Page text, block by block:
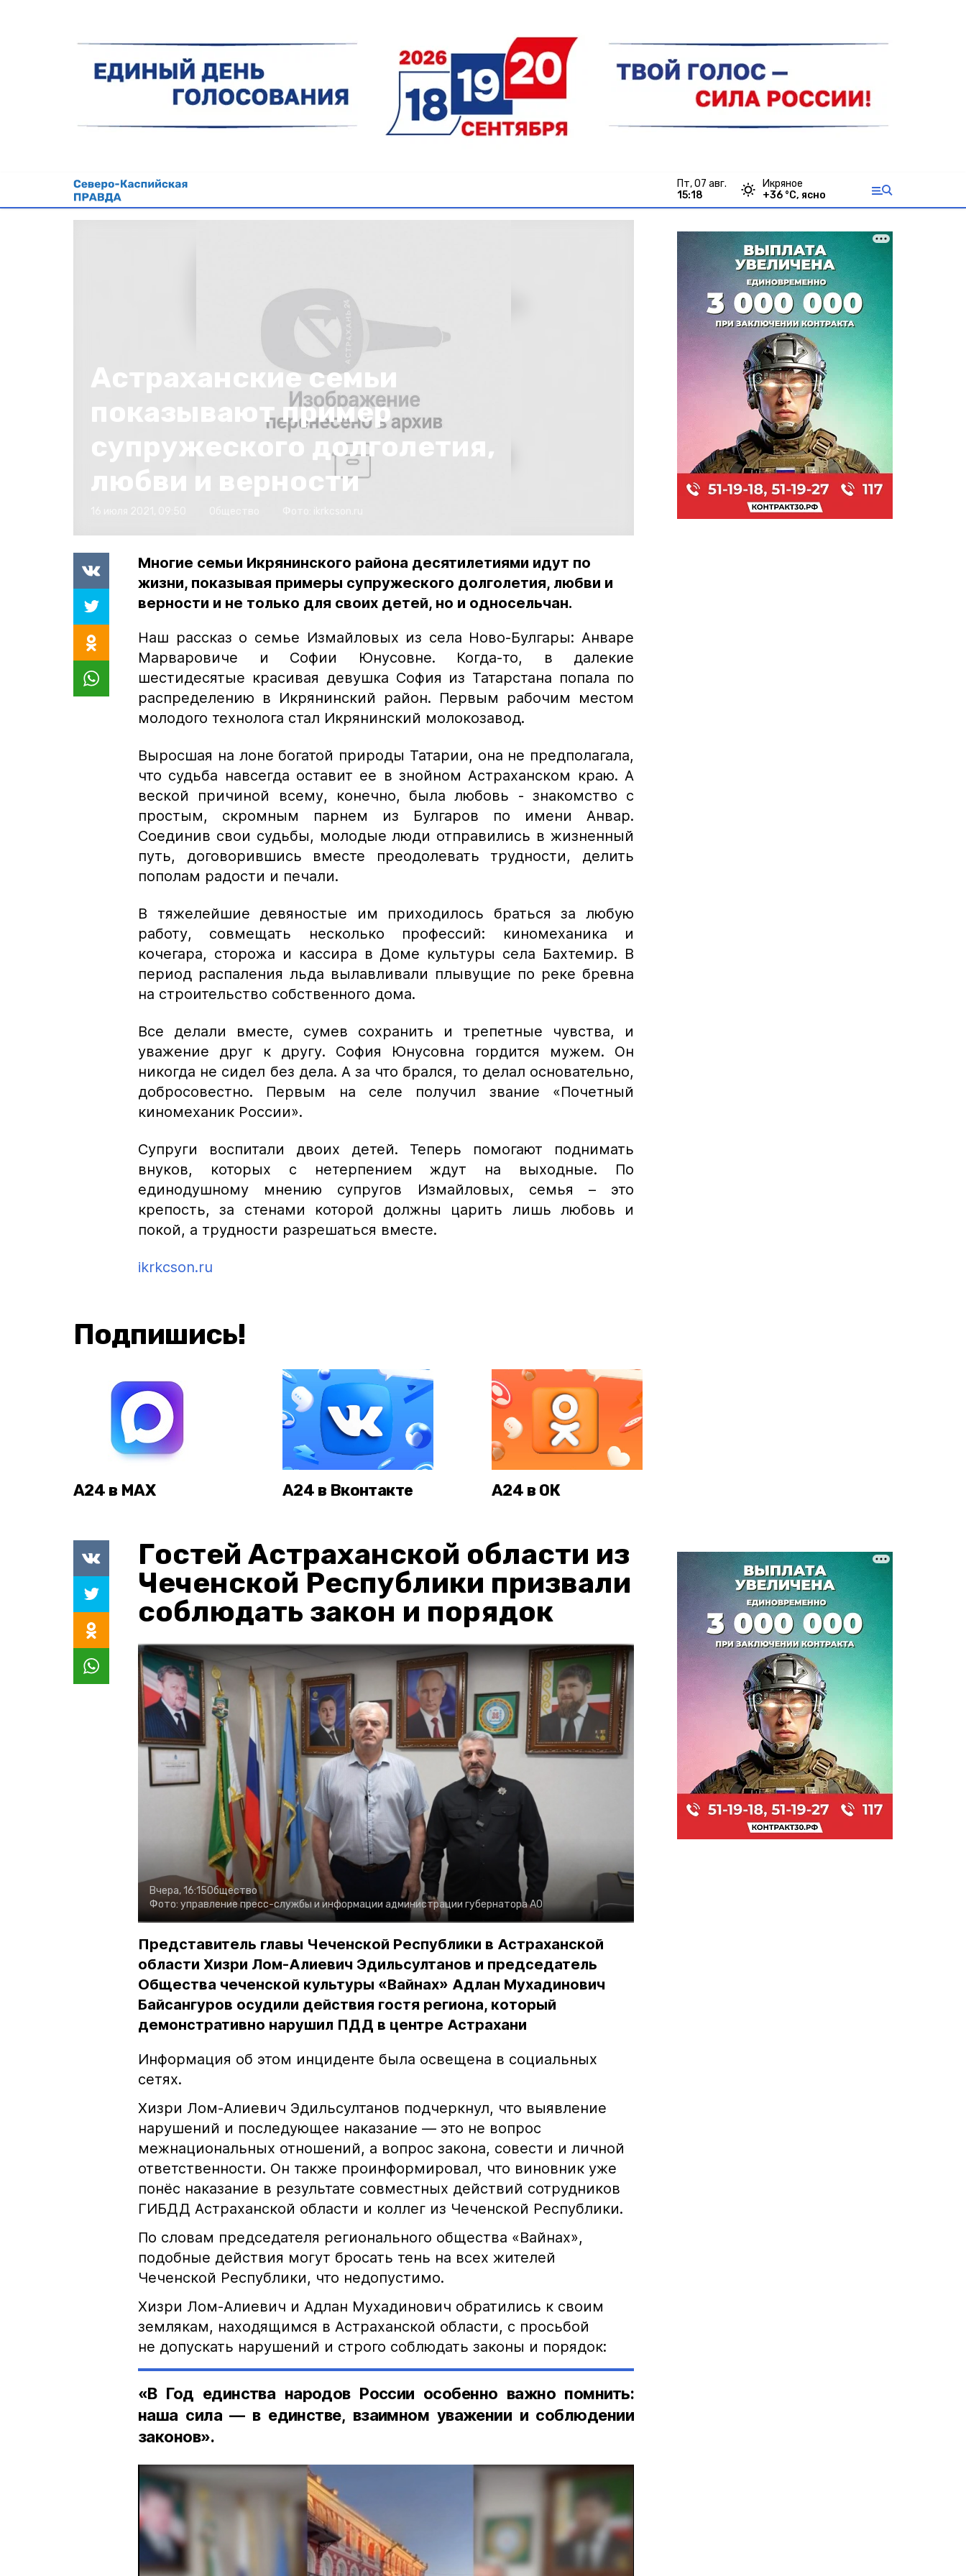
пт, 07 авг.
15:18
Икряное
+36 °С, ясно
Астраханские семьи
показывают пример
супружеского долголетия,
любви и верности
Многие семьи Икрянинского района десятилетиями идут по
жизни, показывая примеры супружеского долголетия, любви и
верности и не только для своих детей, но и односельчан.
Наш рассказ о семье Измайловых из села Ново-Булгары: Анваре
Марваровиче и Софии Юнусовне. Когда-то, в далекие
шестидесятые красивая девушка София из Татарстана попала по
распределению в Икрянинский район. Первым рабочим местом
молодого технолога стал Икрянинский молокозавод.
Выросшая на лоне богатой природы Татарии, она не предполагала,
что судьба навсегда оставит ее в знойном Астраханском краю. А
веской причиной всему, конечно, была любовь - знакомство с
простым, скромным парнем из Булгаров по имени Анвар.
Соединив свои судьбы, молодые люди отправились в жизненный
путь, договорившись вместе преодолевать трудности, делить
пополам радости и печали.
В тяжелейшие девяностые им приходилось браться за любую
работу, совмещать несколько профессий: киномеханика и
кочегара, сторожа и кассира в Доме культуры села Бахтемир. В
период распаления льда вылавливали плывущие по реке бревна
на строительство собственного дома.
Все делали вместе, сумев сохранить и трепетные чувства, и
уважение друг к другу. София Юнусовна гордится мужем. Он
никогда не сидел без дела. А за что брался, то делал основательно,
добросовестно. Первым на селе получил звание «Почетный
киномеханик России».
Супруги воспитали двоих детей. Теперь помогают поднимать
внуков, которых с нетерпением ждут на выходные. По
единодушному мнению супругов Измайловых, семья – это
крепость, за стенами которой должны царить лишь любовь и
покой, а трудности разрешаться вместе.
ikrkcson.ru
Подпишись!
А24 в MAX А24 в Вконтакте А24 в ОК
Гостей Астраханской области из
Чеченской Республики призвали
соблюдать закон и порядок
Вчера, 16:15Общество
Фото: управление пресс-службы и информации администрации губернатора АО
Представитель главы Чеченской Республики в Астраханской
области Хизри Лом-Алиевич Эдильсултанов и председатель
Общества чеченской культуры «Вайнах» Адлан Мухадинович
Байсангуров осудили действия гостя региона, который
демонстративно нарушил ПДД в центре Астрахани
Информация об этом инциденте была освещена в социальных
сетях.
Хизри Лом-Алиевич Эдильсултанов подчеркнул, что выявление
нарушений и последующее наказание — это не вопрос
межнациональных отношений, а вопрос закона, совести и личной
ответственности. Он также проинформировал, что виновник уже
понёс наказание в результате совместных действий сотрудников
ГИБДД Астраханской области и коллег из Чеченской Республики.
По словам председателя регионального общества «Вайнах»,
подобные действия могут бросать тень на всех жителей
Чеченской Республики, что недопустимо.
Хизри Лом-Алиевич и Адлан Мухадинович обратились к своим
землякам, находящимся в Астраханской области, с просьбой
не допускать нарушений и строго соблюдать законы и порядок:
«В Год единства народов России особенно важно помнить:
наша сила — в единстве, взаимном уважении и соблюдении
законов».